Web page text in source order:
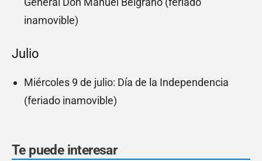
inamovible)
Julio
Miércoles 9 de julio: Día de la Independencia
(feriado inamovible)
Te puede interesar